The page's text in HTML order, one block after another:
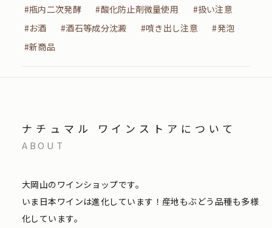
#瓶内二次発酵 #酸化防止剤微量使用
#扱い注意
#お酒
#酒石等成分沈澱 #噴き出し注意
#発泡
#新商品
ナチュマル ワインストアについて
ABOUT
大岡山のワインショップです。
いま日本ワインは進化しています！産地もぶどう品種も多様
化しています。